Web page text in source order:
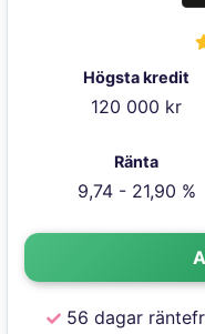
Högsta kredit
120 000 kr
Ränta
9,74 - 21,90 %
56 dagar